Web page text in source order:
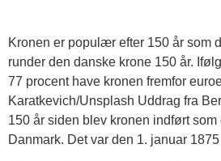
Kronen er populær efter 150 år som
runder den danske krone 150 år.
77 procent have kronen fremfor
Karatkevich/Unsplash Uddrag fra
150 år siden blev kronen indført
Danmark. Det var den 1. januar